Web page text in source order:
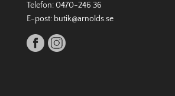
Telefon:0470-246 36
E-post: butik@arnolds.se